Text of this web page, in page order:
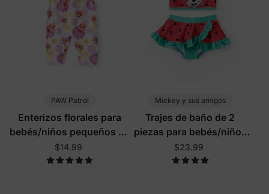
PAW Patrol
Enterizos florales para
bebés/niños pequeños en
rosa fuerte
$14.99
Mickey y sus amigos
Trajes de baño de 2
piezas para bebés/niños
pequeños
$23.99